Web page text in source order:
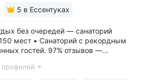
5 в Ессентуках
без очередей — санаторий
мест • Санаторий с рекордным
гостей. 97% отзывов —
Семашко и бюветов минеральной
профилей